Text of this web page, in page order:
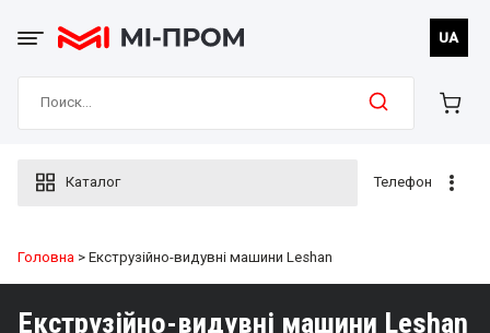
content
UA
Каталог Телефон
Головна > Екструзійно-видувні машини Leshan
Екструзійно-видувні машини Leshan